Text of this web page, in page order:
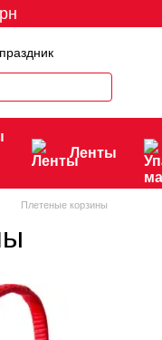
Ленты
Плетеные корзины